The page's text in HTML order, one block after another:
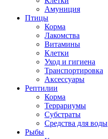
Амуниция
Птицы
Корма
Лакомства
Витамины
Клетки
Уход и гигиена
Транспортировка
Аксессуары
Рептилии
Корма
Террариумы
Субстраты
Средства для воды
Рыбы